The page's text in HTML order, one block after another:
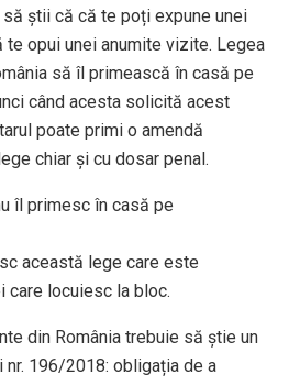
știi că că te poți expune unei
opui unei anumite vizite. Legea
să îl primească în casă pe
când acesta solicită acest
poate primi o amendă
chiar și cu dosar penal.
îl primesc în casă pe
această lege care este
care locuiesc la bloc.
din România trebuie să știe un
196/2018: obligația de a